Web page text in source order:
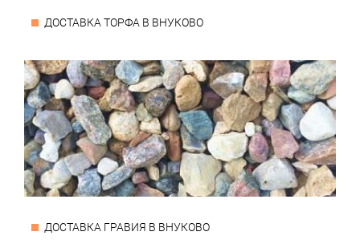
ДОСТАВКА ТОРФА В ВНУКОВО
ДОСТАВКА ГРАВИЯ В ВНУКОВО